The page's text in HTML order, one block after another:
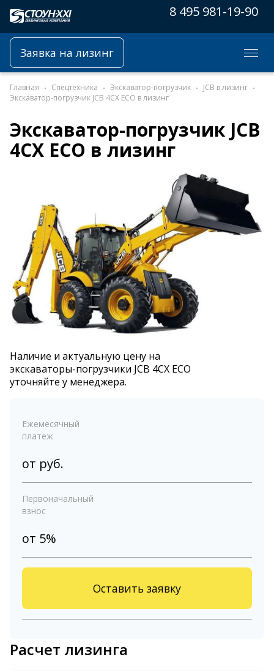
8 495 981-19-90
Заявка на лизинг
Главная Спецтехника Экскаватор-погрузчик
JCB в лизинг
Экскаватор-погрузчик JCB 4CX ECO в лизинг
Экскаватор-погрузчик JCB
4CX ECO в лизинг
Наличие и актуальную цену на
экскаваторы-погрузчики JCB 4CX ECO
уточняйте у менеджера.
Ежемесячный
платеж
от руб.
Первоначальный
взнос
от 5%
Оставить заявку
Расчет лизинга